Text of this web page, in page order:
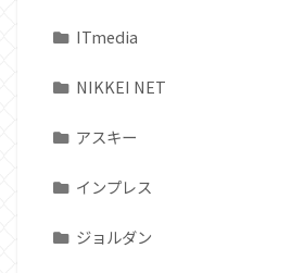
ITmedia
NIKKEI NET
アスキー
インプレス
ジョルダン